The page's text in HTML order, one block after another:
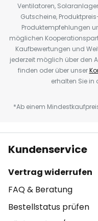
Ventilatoren,
Gutscheine,
Produktempfehlungen
möglichen
Kaufbewertungen und
jederzeit möglich über den
finden oder über unser
erhalten Sie in
*Ab einem
Kundenservice
Vertrag widerrufen
FAQ & Beratung
Bestellstatus prüfen